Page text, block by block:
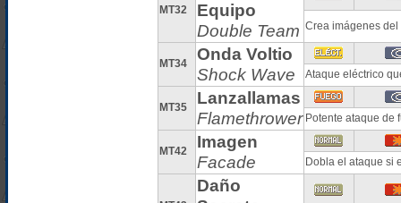
MT32
Equipo
Double Team Crea imágenes
MT34
Onda Voltio
Shock Wave
Ataque eléctrico
MT35
Lanzallamas
Flamethrower Potente ataque de
MT42
Imagen
Facade
Dobla el ataque si
Daño